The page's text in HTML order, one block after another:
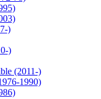
)
)
(2011-)
1990)